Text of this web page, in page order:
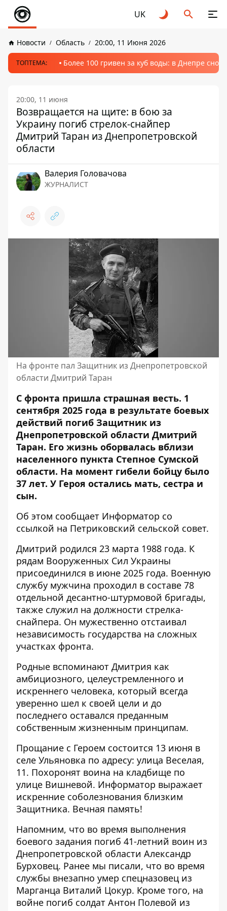
UK
Новости Область 20:00, 11 Июня 2026
ТОПТЕМА: Более 100 гривен за куб воды: в Днепре
20:00, 11 июня
Возвращается на щите: в бою за
Украину погиб стрелок-снайпер
Дмитрий Таран из Днепропетровской
области
Валерия Головачова
ЖУРНАЛИСТ
На фронте пал Защитник из Днепропетровской
области Дмитрий Таран
С фронта пришла страшная весть. 1
сентября 2025 года в результате боевых
действий погиб Защитник из
Днепропетровской области Дмитрий
Таран. Его жизнь оборвалась вблизи
населенного пункта Степное Сумской
области. На момент гибели бойцу было
37 лет. У Героя остались мать, сестра и
сын.
Об этом сообщает Информатор со
ссылкой на Петриковский сельской совет.
Дмитрий родился 23 марта 1988 года. К
рядам Вооруженных Сил Украины
присоединился в июне 2025 года. Военную
службу мужчина проходил в составе 78
отдельной десантно-штурмовой бригады,
также служил на должности стрелка-
снайпера. Он мужественно отстаивал
независимость государства на сложных
участках фронта.
Родные вспоминают Дмитрия как
амбициозного, целеустремленного и
искреннего человека, который всегда
уверенно шел к своей цели и до
последнего оставался преданным
собственным жизненным принципам.
Прощание с Героем состоится 13 июня в
селе Ульяновка по адресу: улица Веселая,
11. Похоронят воина на кладбище по
улице Вишневой. Информатор выражает
искренние соболезнования близким
Защитника. Вечная память!
Напомним, что во время выполнения
боевого задания погиб 41-летний воин из
Днепропетровской области Александр
Бурховец. Ранее мы писали, что во время
службы внезапно умер спецназовец из
Марганца Виталий Цокур. Кроме того, на
войне погиб солдат Антон Полевой из